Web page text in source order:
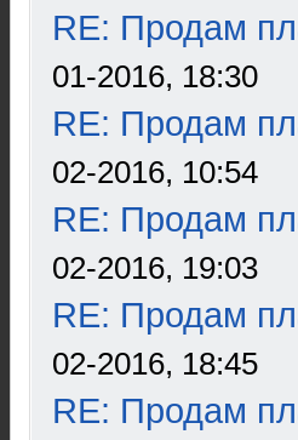
RE: Продам
01-2016, 18:30
RE: Продам
02-2016, 10:54
RE: Продам
02-2016, 19:03
RE: Продам
02-2016, 18:45
RE: Продам